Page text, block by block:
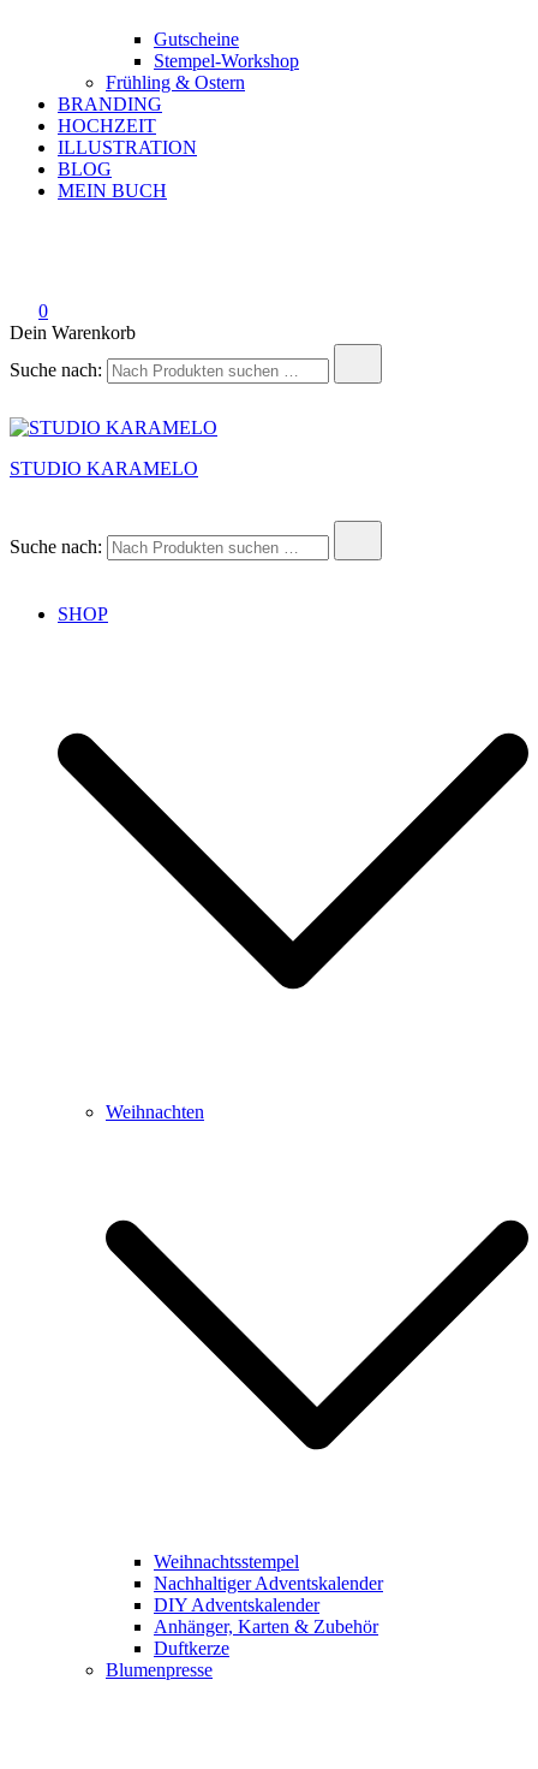
Gutscheine
Stempel-Workshop
Frühling & Ostern
BRANDING
HOCHZEIT
ILLUSTRATION
BLOG
MEIN BUCH
0
Dein Warenkorb
Suche nach:
STUDIO KARAMELO
Suche nach:
SHOP
Weihnachten
Weihnachtsstempel
Nachhaltiger Adventskalender
DIY Adventskalender
Anhänger, Karten & Zubehör
Duftkerze
Blumenpresse